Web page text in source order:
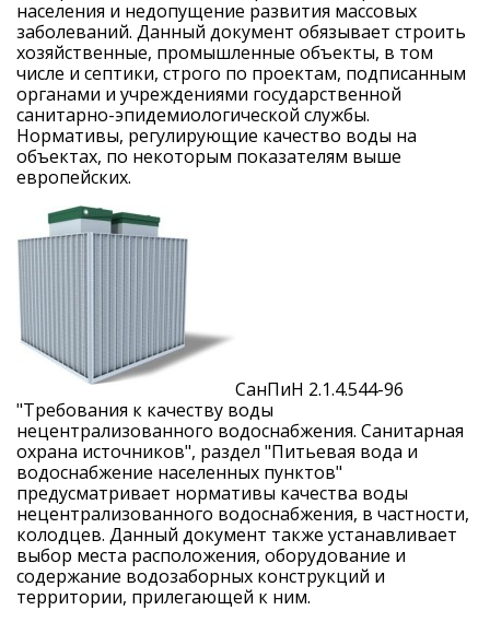
населения и недопущение развития массовых
заболеваний. Данный документ обязывает строить
хозяйственные, промышленные объекты, в том
числе и септики, строго по проектам, подписанным
органами и учреждениями государственной
санитарно-эпидемиологической службы.
Нормативы, регулирующие качество воды на
объектах, по некоторым показателям выше
европейских.
СанПиН 2.1.4.544-96
"Требования к качеству воды
нецентрализованного водоснабжения. Санитарная
охрана источников", раздел "Питьевая вода и
водоснабжение населенных пунктов"
предусматривает нормативы качества воды
нецентрализованного водоснабжения, в частности,
колодцев. Данный документ также устанавливает
выбор места расположения, оборудование и
содержание водозаборных конструкций и
территории, прилегающей к ним.